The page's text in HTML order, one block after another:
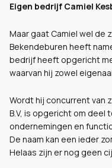
Eigen bedrijf Camiel
Maar gaat Camiel wel de
Bekendeburen heeft
bedrijf heeft opgericht
waarvan hij zowel
Wordt hij concurrent van
B.V, is opgericht om deel
ondernemingen en
De naam kan een ieder
Helaas zijn er nog geen